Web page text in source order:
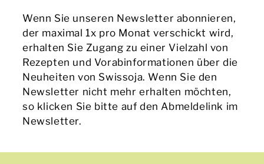
Wenn Sie unseren Newsletter abonnieren,
der maximal 1x pro Monat verschickt wird,
erhalten Sie Zugang zu einer Vielzahl von
Rezepten und Vorabinformationen über die
Neuheiten von Swissoja. Wenn Sie den
Newsletter nicht mehr erhalten möchten,
so klicken Sie bitte auf den Abmeldelink im
Newsletter.